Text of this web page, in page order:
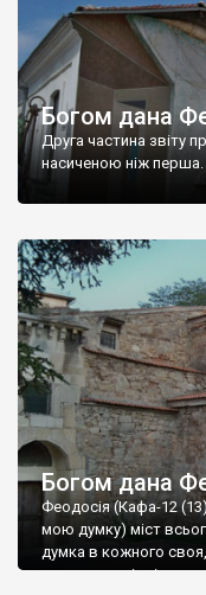
Богом дана
Друга частина звіту
насиченою ніж перша.
Богом дана
Феодосія (Кафа-12
мою думку) міст
думка в кожного
запрошую відвідати